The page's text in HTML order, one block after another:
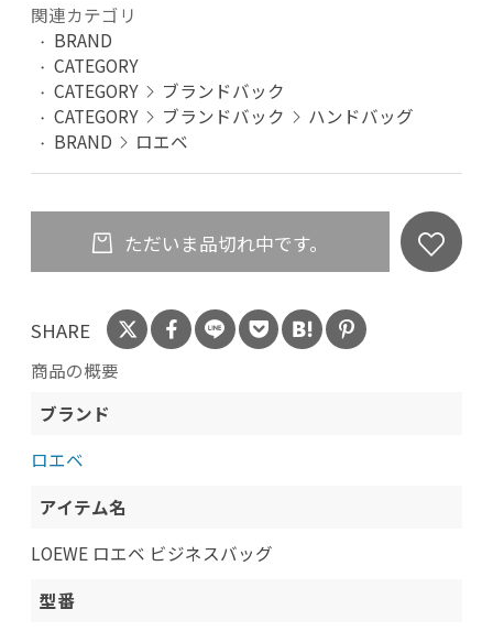
関連カテゴリ
BRAND
CATEGORY
CATEGORY
ブランドバック
CATEGORY
ブランドバック
ハンドバッグ
BRAND
ロエベ
ただいま品切れ中です。
SHARE
商品の概要
ブランド
ロエベ
アイテム名
LOEWE ロエベ ビジネスバッグ
型番